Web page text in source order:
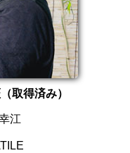
取得済み）
江